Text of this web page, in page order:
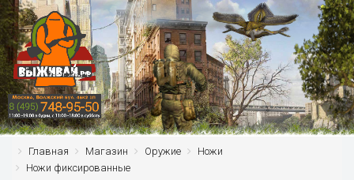
Главная Магазин Оружие
Ножи
Ножи фиксированные